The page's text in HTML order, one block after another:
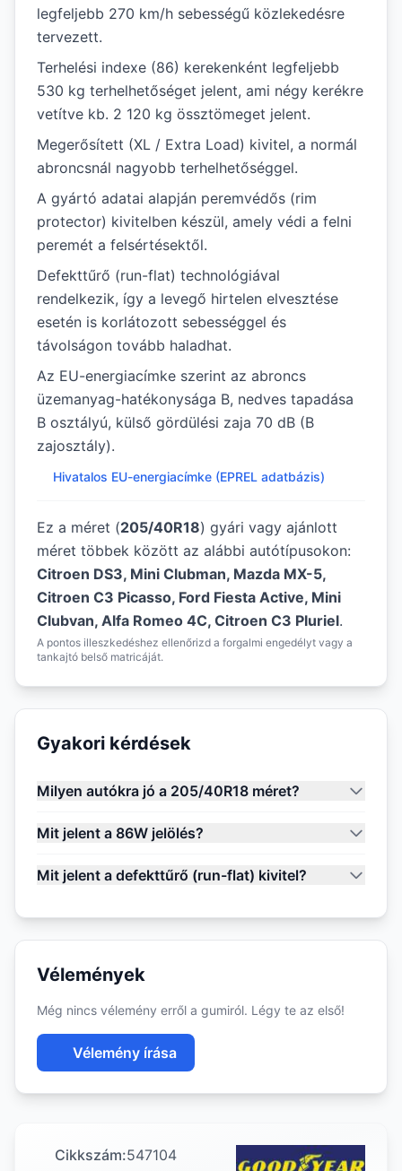
legfeljebb 270 km/h sebességű közlekedésre
tervezett.
Terhelési indexe (86) kerekenként legfeljebb
530 kg terhelhetőséget jelent, ami négy kerékre
vetítve kb. 2 120 kg össztömeget jelent.
Megerősített (XL / Extra Load) kivitel, a normál
abroncsnál nagyobb terhelhetőséggel.
A gyártó adatai alapján peremvédős (rim
protector) kivitelben készül, amely védi a felni
peremét a felsértésektől.
Defekttűrő (run-flat) technológiával
rendelkezik, így a levegő hirtelen elvesztése
esetén is korlátozott sebességgel és
távolságon tovább haladhat.
Az EU-energiacímke szerint az abroncs
üzemanyag-hatékonysága B, nedves tapadása
B osztályú, külső gördülési zaja 70 dB (B
zajosztály).
Hivatalos EU-energiacímke (EPREL adatbázis)
Ez a méret (205/40R18) gyári vagy ajánlott
méret többek között az alábbi autótípusokon:
Citroen DS3, Mini Clubman, Mazda MX-5,
Citroen C3 Picasso, Ford Fiesta Active, Mini
Clubvan, Alfa Romeo 4C, Citroen C3 Pluriel.
A pontos illeszkedéshez ellenőrizd a forgalmi engedélyt vagy a
tankajtó belső matricáját.
Gyakori kérdések
Milyen autókra jó a 205/40R18 méret?
Mit jelent a 86W jelölés?
Mit jelent a defekttűrő (run-flat) kivitel?
Vélemények
Még nincs vélemény erről a gumiról. Légy te az első!
Vélemény írása
Cikkszám:547104